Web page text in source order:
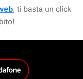
, ti basta un click